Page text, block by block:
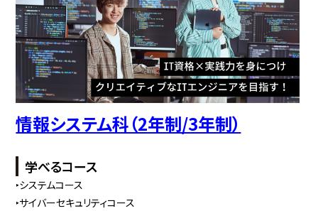
情報システム科（2年制/3年制）
学べるコース
‣システムコース
‣サイバーセキュリティコース